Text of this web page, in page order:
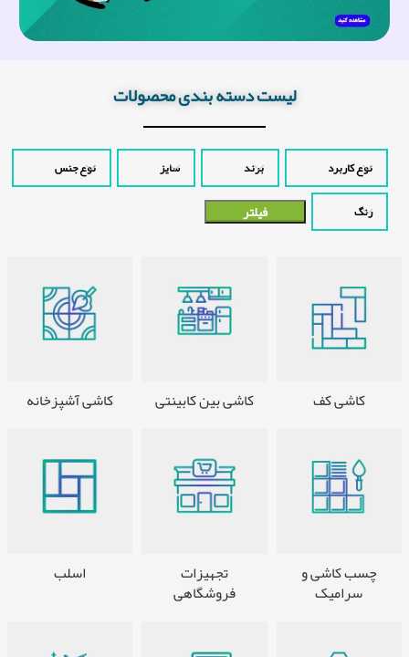
لیست دسته بندی محصولات
نوع کاربرد برند سایز
نوع جنس
رنگ
فیلتر
کاشی کف کاشی بین کابینتی کاشی آشپزخانه
چسب کاشی و
سرامیک
تجهیزات
فروشگاهی
اسلب